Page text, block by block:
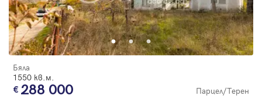
Бяла
1550 кв.м.
288 000 Парцел/Терен